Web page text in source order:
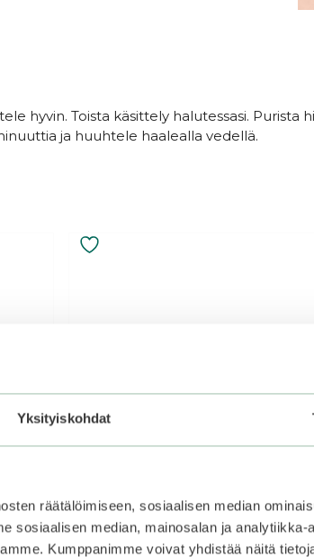
Yksityiskohdat
räätälöimiseen, sosiaalisen median
sosiaalisen median, mainosalan ja analytiikka-
Kumppanimme voivat yhdistää näitä
hyvin. Toista käsittely halutessasi. Purista
ja huuhtele haalealla vedellä.